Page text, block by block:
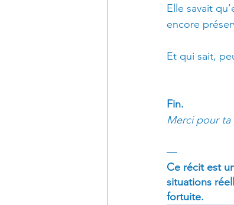
Elle savait
encore
Et qui sait,
Fin.
Merci pour
—
Ce récit est
situations
fortuite.